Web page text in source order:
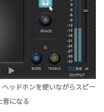
ッドホンを使いながらスピー
音になる